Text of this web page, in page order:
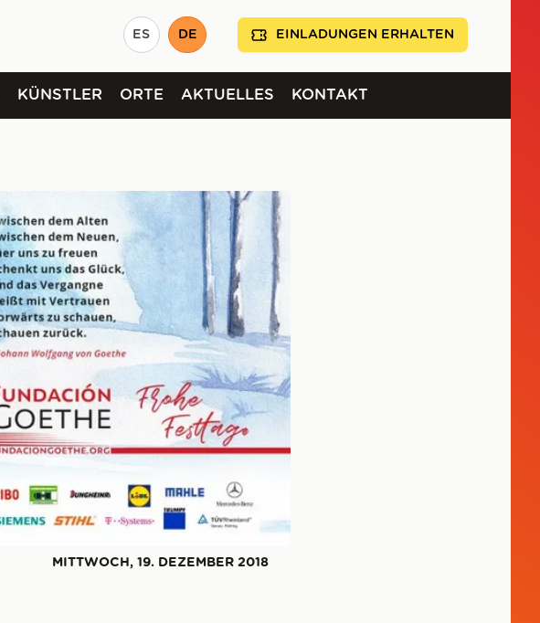
ES DE EINLADUNGEN ERHALTEN
KÜNSTLER ORTE AKTUELLES KONTAKT
MITTWOCH, 19. DEZEMBER 2018